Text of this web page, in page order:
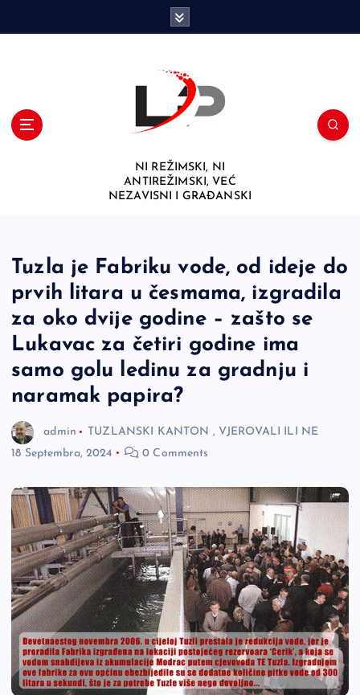
NI REŽIMSKI, NI
ANTIREŽIMSKI, VEĆ
NEZAVISNI I GRAĐANSKI
Tuzla je Fabriku vode, od ideje do
prvih litara u česmama, izgradila
za oko dvije godine – zašto se
Lukavac za četiri godine ima
samo golu ledinu za gradnju i
naramak papira?
admin TUZLANSKI KANTON , VJEROVALI ILI NE
18 Septembra, 2024
0 Comments